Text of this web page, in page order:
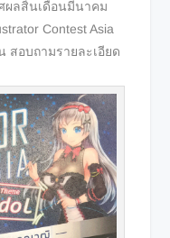
ผลสิ้นเดือนมีนาคม
Contest Asia
สอบถามรายละเอียด